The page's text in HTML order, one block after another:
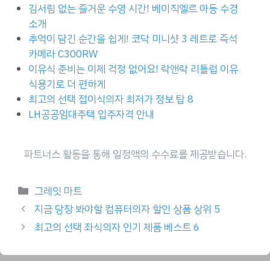
김서림 없는 즐거운 수영 시간! 베이직엘르 아동 수경
소개
추억이 담긴 순간을 쉽게! 코닥 미니샷 3 레트로 즉석
카메라 C300RW
이유식 준비는 이제 걱정 없어요! 락앤락 리틀럽 이유
식용기로 더 편하게
최고의 선택 접이식의자 최저가 정보 탑 8
LH공공임대주택 입주자격 안내
Categories
그레잇 마트
지금 당장 봐야할 컴퓨터의자 할인 상품 상위 5
최고의 선택 좌식의자 인기 제품 베스트 6